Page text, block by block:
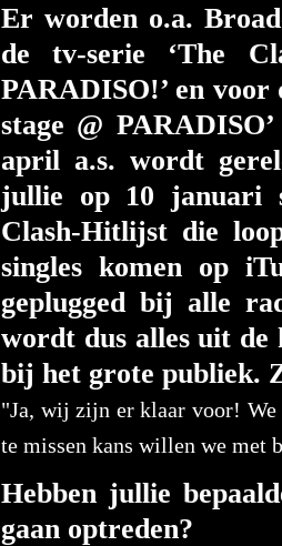
Er worden o.a.
de tv-serie ‘The
PARADISO!’ en voor
stage @
april a.s. wordt
jullie op 10 januari
Clash-Hitlijst die
singles komen op
geplugged bij alle
wordt dus alles uit de
bij het grote publiek.
"Ja, wij zijn er klaar voor! We
te missen kans willen we met
Hebben jullie
gaan optreden?